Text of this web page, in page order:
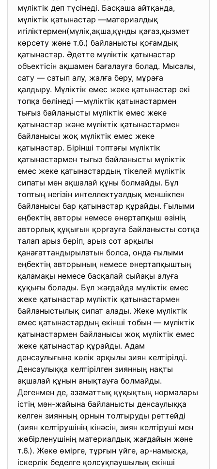
мүліктік деп түсінеді. Басқаша айтқанда,
мүліктік қатынастар —материалдық
игіліктермен(мүлік,ақша,құнды қағаз,қызмет
көрсету және т.б.) байланысты қоғамдық
қатынастар. Әдетте мүліктік қатынастар
объектісін ақшамен бағалауға болад. Мысалы,
сату — сатып алу, жалға беру, мұраға
қалдыру. Мүліктік емес жеке қатынастар екі
топқа бөлінеді —мүліктік қатынастармен
тығыз байланысты мүліктік емес жеке
қатынастар және мүліктік қатынастармен
байланысы жоқ мүліктік емес жеке
қатынастар. Бірінші топтағы мүліктік
қатынастармен тығыз байланысты мүліктік
емес жеке қатынастардың тікелей мүліктік
сипаты мен ақшалай құны болмайды. Бұл
топтың негізін интеллектуалдық меншікпен
байланысы бар қатынастар құрайды. Ғылыми
еңбектің авторы немесе өнертапқыш өзінің
авторлық құқығын қорғауға байланысты сотқа
талап арыз беріп, арыз сот арқылы
қанағаттандырылатын болса, онда ғылыми
еңбектің авторының немесе өнертапқыштың
қаламақы немесе басқалай сыйақы алуға
құқығы болады. Бұл жағдайда мүліктік емес
жеке қатынастар мүліктік қатынастармен
байланыстылық сипат алады. Жеке мүліктік
емес қатынастардың екінші тобын — мүліктік
қатынастармен байланысы жоқ мүліктік емес
жеке қатынастар құрайды. Адам
денсаулығына көлік арқылы зиян келтірілді.
Денсаулыққа келтірілген зиянның нақты
ақшалай құнын анықтауға болмайды.
Дегенмен де, азаматтық құқықтың нормалары
істің мән-жайына байланысты денсаулыққа
келген зиянның орнын толтыруды реттейді
(зиян келтірушінің кінәсін, зиян келтіруші мен
жөбірленушінің материалдық жағдайын және
т.6.). Жеке өмірге, тұрғын үйге, ар-намысқа,
іскерлік беделге қолсұқпаушылық екінші